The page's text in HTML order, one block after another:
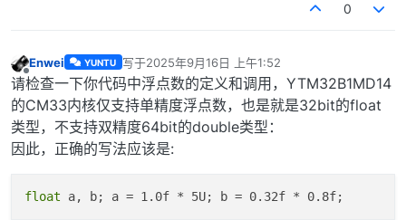
0
离线
Enwei YUNTU 写于2025年9月16日 上午1:52
最后由 编辑
请检查一下你代码中浮点数的定义和调用，YTM32B1MD14
的CM33内核仅支持单精度浮点数，也是就是32bit的float
类型，不支持双精度64bit的double类型：
因此，正确的写法应该是:
float